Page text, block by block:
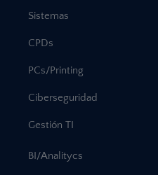
Sistemas
CPDs
PCs/Printing
Ciberseguridad
Gestión TI
BI/Analitycs